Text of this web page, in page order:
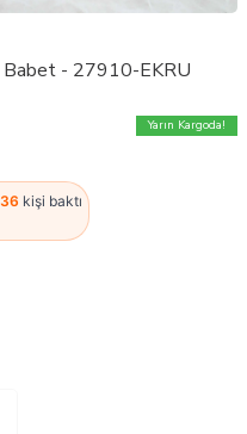
Babet - 27910-EKRU
Yarın Kargoda!
36 kişi baktı